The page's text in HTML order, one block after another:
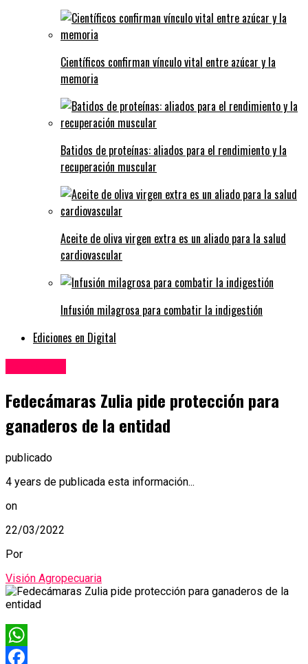
Científicos confirman vínculo vital entre azúcar y la
memoria
Batidos de proteínas: aliados para el rendimiento y la
recuperación muscular
Aceite de oliva virgen extra es un aliado para la salud
cardiovascular
Infusión milagrosa para combatir la indigestión
Ediciones en Digital
Fedecámaras Zulia pide protección para
ganaderos de la entidad
publicado
4 years de publicada esta información...
on
22/03/2022
Por
Visión Agropecuaria
WhatsApp